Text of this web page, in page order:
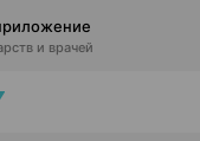
и врачей